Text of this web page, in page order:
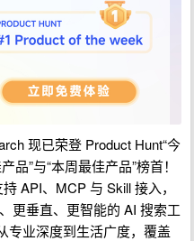
现已荣登 Product Hunt“今
品”与“本周最佳产品”榜首！
API、MCP 与 Skill 接入，
更垂直、更智能的 AI 搜索工
专业深度到生活广度，覆盖